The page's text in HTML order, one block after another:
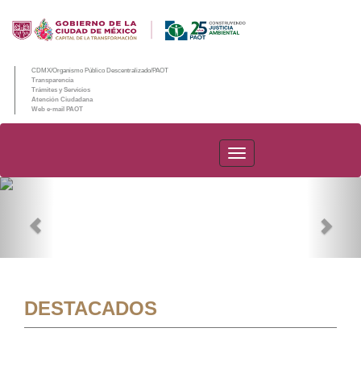
CDMX/Organismo Público Descentralizado/PAOT
Transparencia
Trámites y Servicios
Atención Ciudadana
Web e-mail PAOT
PAOT
DESTACADOS